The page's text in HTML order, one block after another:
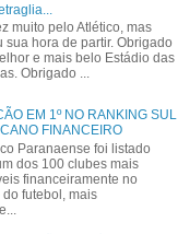
muito pelo Atlético, mas
sua hora de partir. Obrigado
e mais belo Estádio das
Obrigado ...
EM 1º NO RANKING SUL
FINANCEIRO
Paranaense foi listado
dos 100 clubes mais
financeiramente no
do futebol, mais